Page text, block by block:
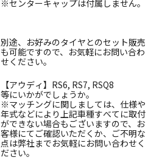
※センターキャップは付属しません。
別途、お好みのタイヤとのセット販売
も可能ですので、お気軽にお問い合わ
せください。
【アウディ】RS6, RS7, RSQ8
等にいかがでしょうか。
※マッチングに関しましては、仕様や
年式などにより上記車種すべてに取付
ができない場合もございますので、お
客様にてご確認いただくか、ご不明な
点は弊社までお気軽にお問い合わせく
ださい。